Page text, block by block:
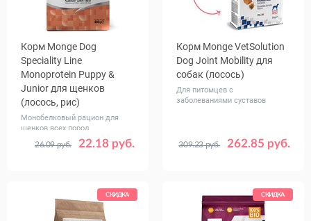
Корм Monge Dog
Speciality Line
Monoprotein Puppy &
Junior для щенков
(лосось, рис)
Монобелковый рацион для
щенков всех пород
22.18 руб.
26.09 руб.
Вес, кг 0.8 2.5 12
Корм Monge VetSolution
Dog Joint Mobility для
собак (лосось)
Для питомцев с
заболеваниями суставов
262.85 руб.
309.23 руб.
Вес, кг 2 12
СКИДКА СКИДКА